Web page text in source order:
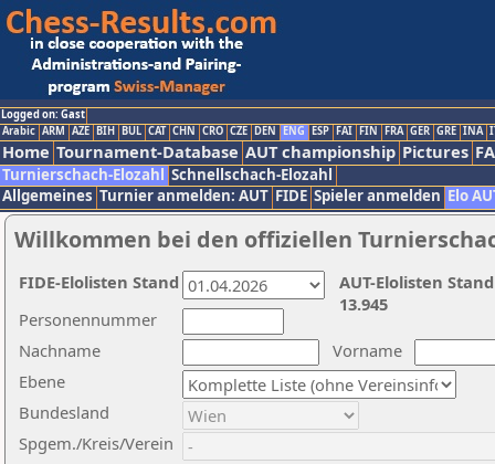
Logged on: Gast
Arabic ARM AZE BIH BUL CAT CHN CRO CZE DEN ENG ESP FAI FIN FRA GER GRE INA
Home Tournament-Database AUT championship Pictures
Turnierschach-Elozahl Schnellschach-Elozahl
Allgemeines Turnier anmelden: AUT FIDE Spieler anmelden Elo
Willkommen bei den offiziellen
Nachname
Vorname
Ebene
Personennummer
Bundesland
Spgem./Kreis/Verein
AUT-Elolisten
13.945
FIDE-Elolisten Stand